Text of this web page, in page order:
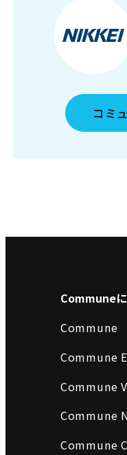
コミ
Commune
Commune
Commune
Commune
Commune
Commune